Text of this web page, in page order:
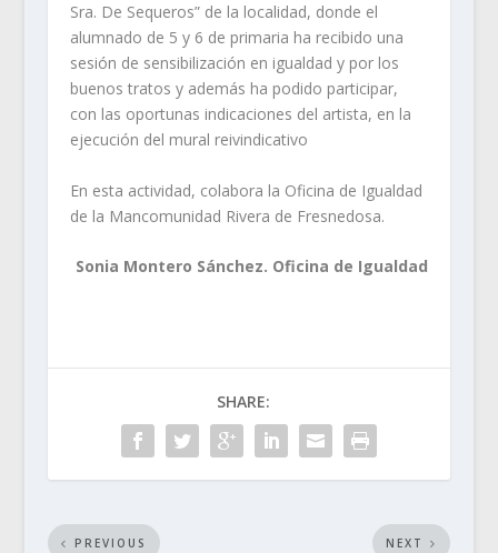
Sra. De Sequeros” de la localidad, donde el
alumnado de 5 y 6 de primaria ha recibido una
sesión de sensibilización en igualdad y por los
buenos tratos y además ha podido participar,
con las oportunas indicaciones del artista, en la
ejecución del mural reivindicativo
En esta actividad, colabora la Oficina de Igualdad
de la Mancomunidad Rivera de Fresnedosa.
Sonia Montero Sánchez. Oficina de Igualdad
SHARE:
PREVIOUS NEXT